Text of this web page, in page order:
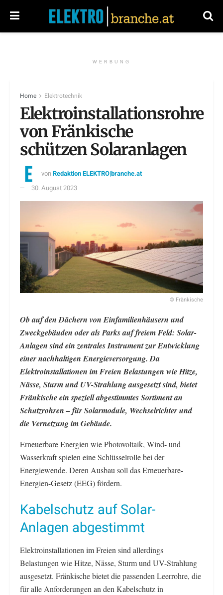
WERBUNG
Home Elektrotechnik
Elektroinstallationsrohre
von Fränkische
schützen Solaranlagen
vonRedaktion ELEKTRO|branche.at
30. August 2023
© Fränkische
Ob auf den Dächern von Einfamilienhäusern und
Zweckgebäuden oder als Parks auf freiem Feld: Solar-
Anlagen sind ein zentrales Instrument zur Entwicklung
einer nachhaltigen Energieversorgung. Da
Elektroinstallationen im Freien Belastungen wie Hitze,
Nässe, Sturm und UV-Strahlung ausgesetzt sind, bietet
Fränkische ein speziell abgestimmtes Sortiment an
Schutzrohren – für Solarmodule, Wechselrichter und
die Vernetzung im Gebäude.
Erneuerbare Energien wie Photovoltaik, Wind- und
Wasserkraft spielen eine Schlüsselrolle bei der
Energiewende. Deren Ausbau soll das Erneuerbare-
Energien-Gesetz (EEG) fördern.
Kabelschutz auf Solar-
Anlagen abgestimmt
Elektroinstallationen im Freien sind allerdings
Belastungen wie Hitze, Nässe, Sturm und UV-Strahlung
ausgesetzt. Fränkische bietet die passenden Leerrohre, die
für alle Anforderungen an den Kabelschutz in